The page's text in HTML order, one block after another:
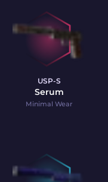
USP-S
Serum
Minimal Wear